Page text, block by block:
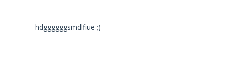
hdggggggsmdlfiue ;)